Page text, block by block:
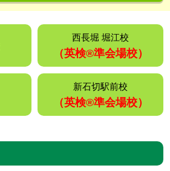
西長堀 堀江校
（英検®️準会場校）
新石切駅前校
（英検®️準会場校）